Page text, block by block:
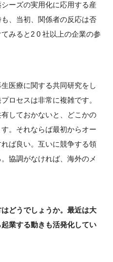
ーズの実用化に応用する産
、当初、関係者の反応は否
みると2 0 社以上の企業の参
医療に関する共同研究をし
ロセスは非常に複雑です。
しておかないと、どこかの
。それならば最初からオー
ば良い。互いに競争する領
協調がなければ、海外のメ
どうでしょうか。最近は大
業する動きも活発化してい